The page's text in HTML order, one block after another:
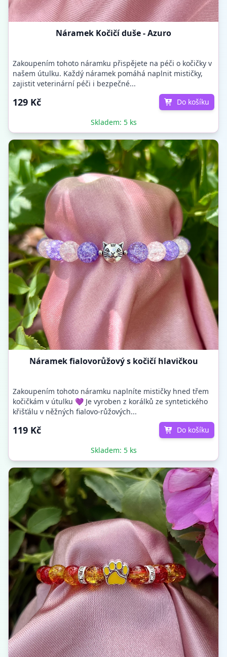
Náramek Kočičí duše - Azuro
Zakoupením tohoto náramku přispějete na péči o kočičky v
našem útulku. Každý náramek pomáhá naplnit mističky,
zajistit veterinární péči i bezpečné...
129 Kč Do košíku
Skladem: 5 ks
Náramek fialovorůžový s kočičí hlavičkou
Zakoupením tohoto náramku naplníte mističky hned třem
kočičkám v útulku 💜 Je vyroben z korálků ze syntetického
křišťálu v něžných fialovo-růžových...
119 Kč Do košíku
Skladem: 5 ks